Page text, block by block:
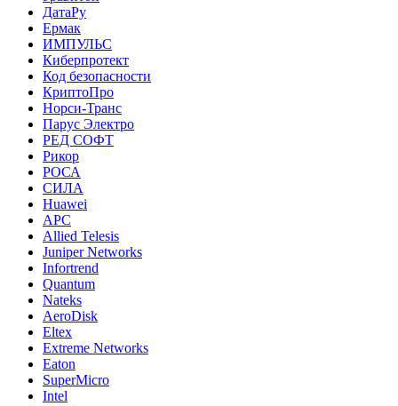
ДатаРу
Ермак
ИМПУЛЬС
Киберпротект
Код безопасности
КриптоПро
Норси-Транс
Парус Электро
РЕД СОФТ
Рикор
РОСА
СИЛА
Huawei
APC
Allied Telesis
Juniper Networks
Infortrend
Quantum
Nateks
AeroDisk
Eltex
Extreme Networks
Eaton
SuperMicro
Intel